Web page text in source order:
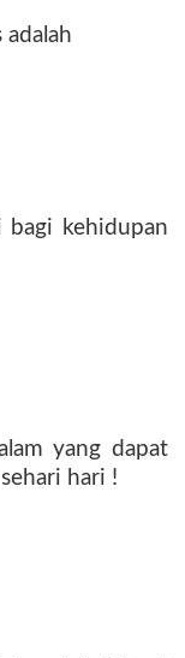
adalah
bagi kehidupan
yang dapat
hari !